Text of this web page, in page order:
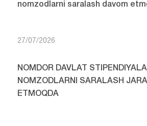
nomzodlarni saralash davom
27/07/2026
NOMDOR DAVLAT
NOMZODLARNI SARALASH
ETMOQDA